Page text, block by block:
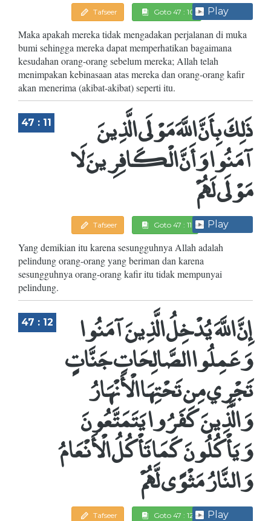
Tafseer Goto 47 : 10 Play
Maka apakah mereka tidak mengadakan perjalanan di muka
bumi sehingga mereka dapat memperhatikan bagaimana
kesudahan orang-orang sebelum mereka; Allah telah
menimpakan kebinasaan atas mereka dan orang-orang kafir
akan menerima (akibat-akibat) seperti itu.
47 : 11 ذَلِكَ بِأَنَّ اللَّهَ مَوْلَى الَّذِينَ
آمَنُوا وَأَنَّ الْكَافِرِينَ لَا
مَوْلَى لَهُمْ
Tafseer Goto 47 : 11 Play
Yang demikian itu karena sesungguhnya Allah adalah
pelindung orang-orang yang beriman dan karena
sesungguhnya orang-orang kafir itu tidak mempunyai
pelindung.
47 : 12 إِنَّ اللَّهَ يُدْخِلُ الَّذِينَ آمَنُوا
وَعَمِلُوا الصَّالِحَاتِ جَنَّاتٍ
تَجْرِي مِن تَحْتِهَا الْأَنْهَارُ
وَالَّذِينَ كَفَرُوا يَتَمَتَّعُونَ
وَيَأْكُلُونَ كَمَا تَأْكُلُ الْأَنْعَامُ
وَالنَّارُ مَثْوًى لَّهُمْ
Tafseer Goto 47 : 12 Play